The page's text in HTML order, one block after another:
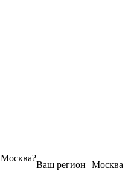
Москва
Ваш регион
Москва?